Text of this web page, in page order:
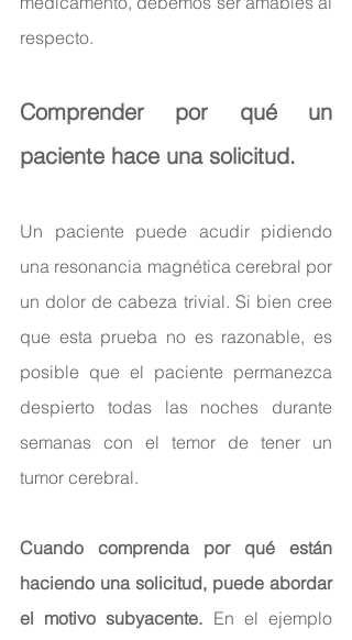
respecto.
Comprender por qué un
paciente hace una solicitud.
Un paciente puede acudir pidiendo
una resonancia magnética cerebral por
un dolor de cabeza trivial. Si bien cree
que esta prueba no es razonable, es
posible que el paciente permanezca
despierto todas las noches durante
semanas con el temor de tener un
tumor cerebral.
Cuando comprenda por qué están
haciendo una solicitud, puede abordar
el motivo subyacente. En el ejemplo